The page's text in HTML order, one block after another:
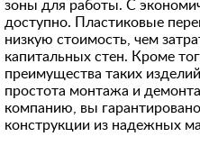
зоны для работы. С
доступно. Пластиковые
низкую стоимость, чем
капитальных стен. Кроме
преимущества таких
простота монтажа и
компанию, вы
конструкции из надежных